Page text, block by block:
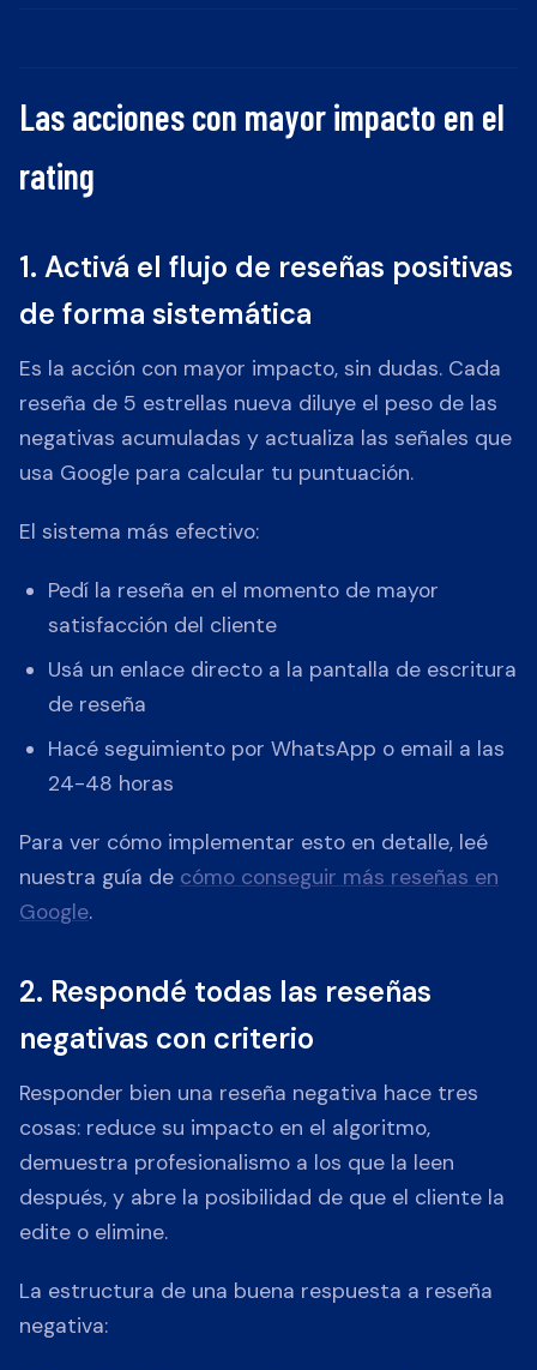
Las acciones con mayor impacto en el
rating
1. Activá el flujo de reseñas positivas
de forma sistemática
Es la acción con mayor impacto, sin dudas. Cada
reseña de 5 estrellas nueva diluye el peso de las
negativas acumuladas y actualiza las señales que
usa Google para calcular tu puntuación.
El sistema más efectivo:
Pedí la reseña en el momento de mayor
satisfacción del cliente
Usá un enlace directo a la pantalla de escritura
de reseña
Hacé seguimiento por WhatsApp o email a las
24-48 horas
Para ver cómo implementar esto en detalle, leé
nuestra guía de cómo conseguir más reseñas en
Google.
2. Respondé todas las reseñas
negativas con criterio
Responder bien una reseña negativa hace tres
cosas: reduce su impacto en el algoritmo,
demuestra profesionalismo a los que la leen
después, y abre la posibilidad de que el cliente la
edite o elimine.
La estructura de una buena respuesta a reseña
negativa: